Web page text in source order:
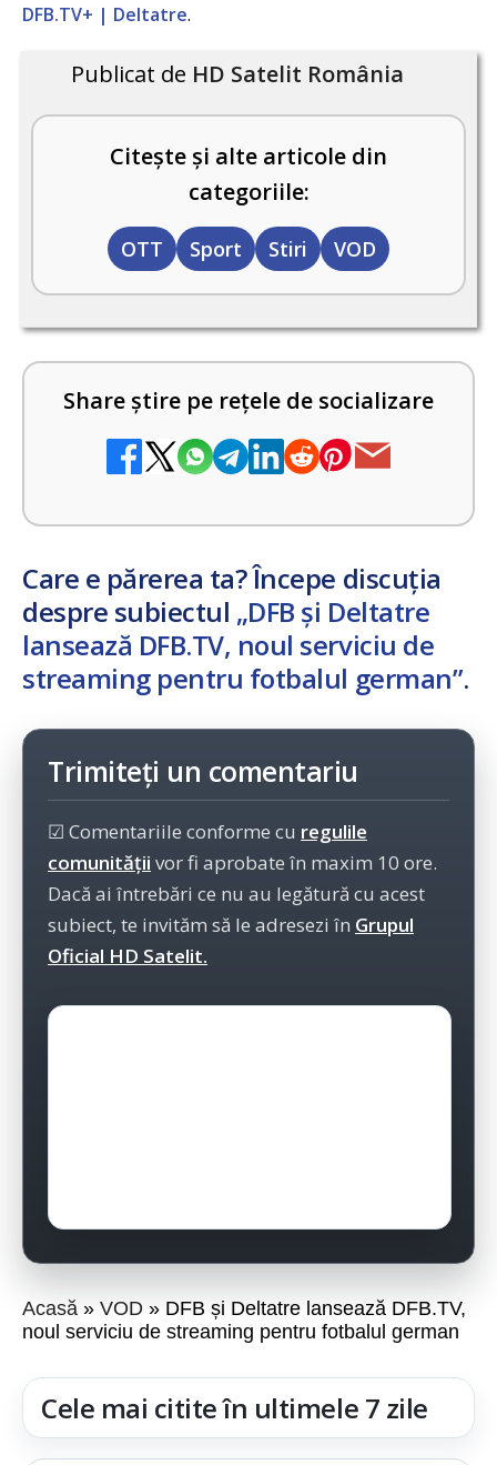
DFB.TV+ | Deltatre.
Publicat de HD Satelit România
Citește și alte articole din
categoriile:
OTT Sport Stiri VOD
Share știre pe rețele de socializare
Care e părerea ta? Începe discuția
despre subiectul „DFB și Deltatre
lansează DFB.TV, noul serviciu de
streaming pentru fotbalul german”.
Trimiteți un comentariu
☑ Comentariile conforme cu regulile
comunității vor fi aprobate în maxim 10 ore.
Dacă ai întrebări ce nu au legătură cu acest
subiect, te invităm să le adresezi în Grupul
Oficial HD Satelit.
Acasă VOD
DFB și Deltatre lansează DFB.TV,
noul serviciu de streaming pentru fotbalul german
Cele mai citite în ultimele 7 zile